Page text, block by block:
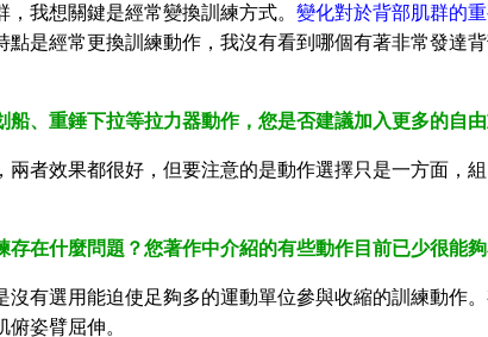
我想關鍵是經常變換訓練方式。 變化對於背部肌群的
是經常更換訓練動作，我沒有看到哪個有著非常發達
船、重錘下拉等拉力器動作，您是否建議加入更多的自
兩者效果都很好，但要注意的是動作選擇只是一方面，
在什麼問題？您著作中介紹的有些動作目前已少很能夠
沒有選用能迫使足夠多的運動單位參與收縮的訓練動作
姿臂屈伸。